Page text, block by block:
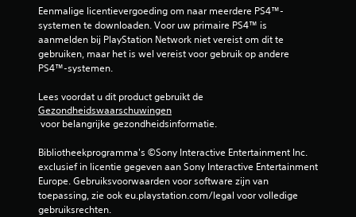
e
r
d
e
Eenmalige licentievergoeding om naar meerdere PS4™-
systemen te downloaden. Voor uw primaire PS4™ is
aanmelden bij PlayStation Network niet vereist om dit te
gebruiken, maar het is wel vereist voor gebruik op andere
PS4™-systemen.
Lees voordat u dit product gebruikt de
Gezondheidswaarschuwingen
voor belangrijke gezondheidsinformatie.
Bibliotheekprogramma's ©Sony Interactive Entertainment Inc.
exclusief in licentie gegeven aan Sony Interactive Entertainment
Europe. Gebruiksvoorwaarden voor software zijn van
toepassing, zie ook eu.playstation.com/legal voor volledige
gebruiksrechten.